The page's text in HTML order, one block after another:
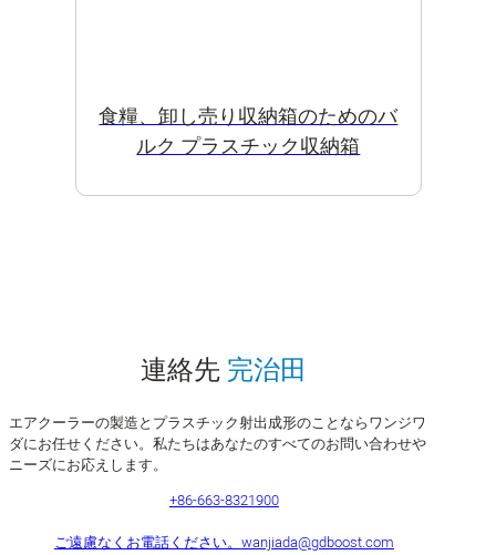
食糧、卸し売り収納箱のためのバ
ルク プラスチック収納箱
連絡先 完治田
エアクーラーの製造とプラスチック射出成形のことならワンジワ
ダにお任せください。私たちはあなたのすべてのお問い合わせや
ニーズにお応えします。
+86-663-8321900
ご遠慮なくお電話ください。 wanjiada@gdboost.com